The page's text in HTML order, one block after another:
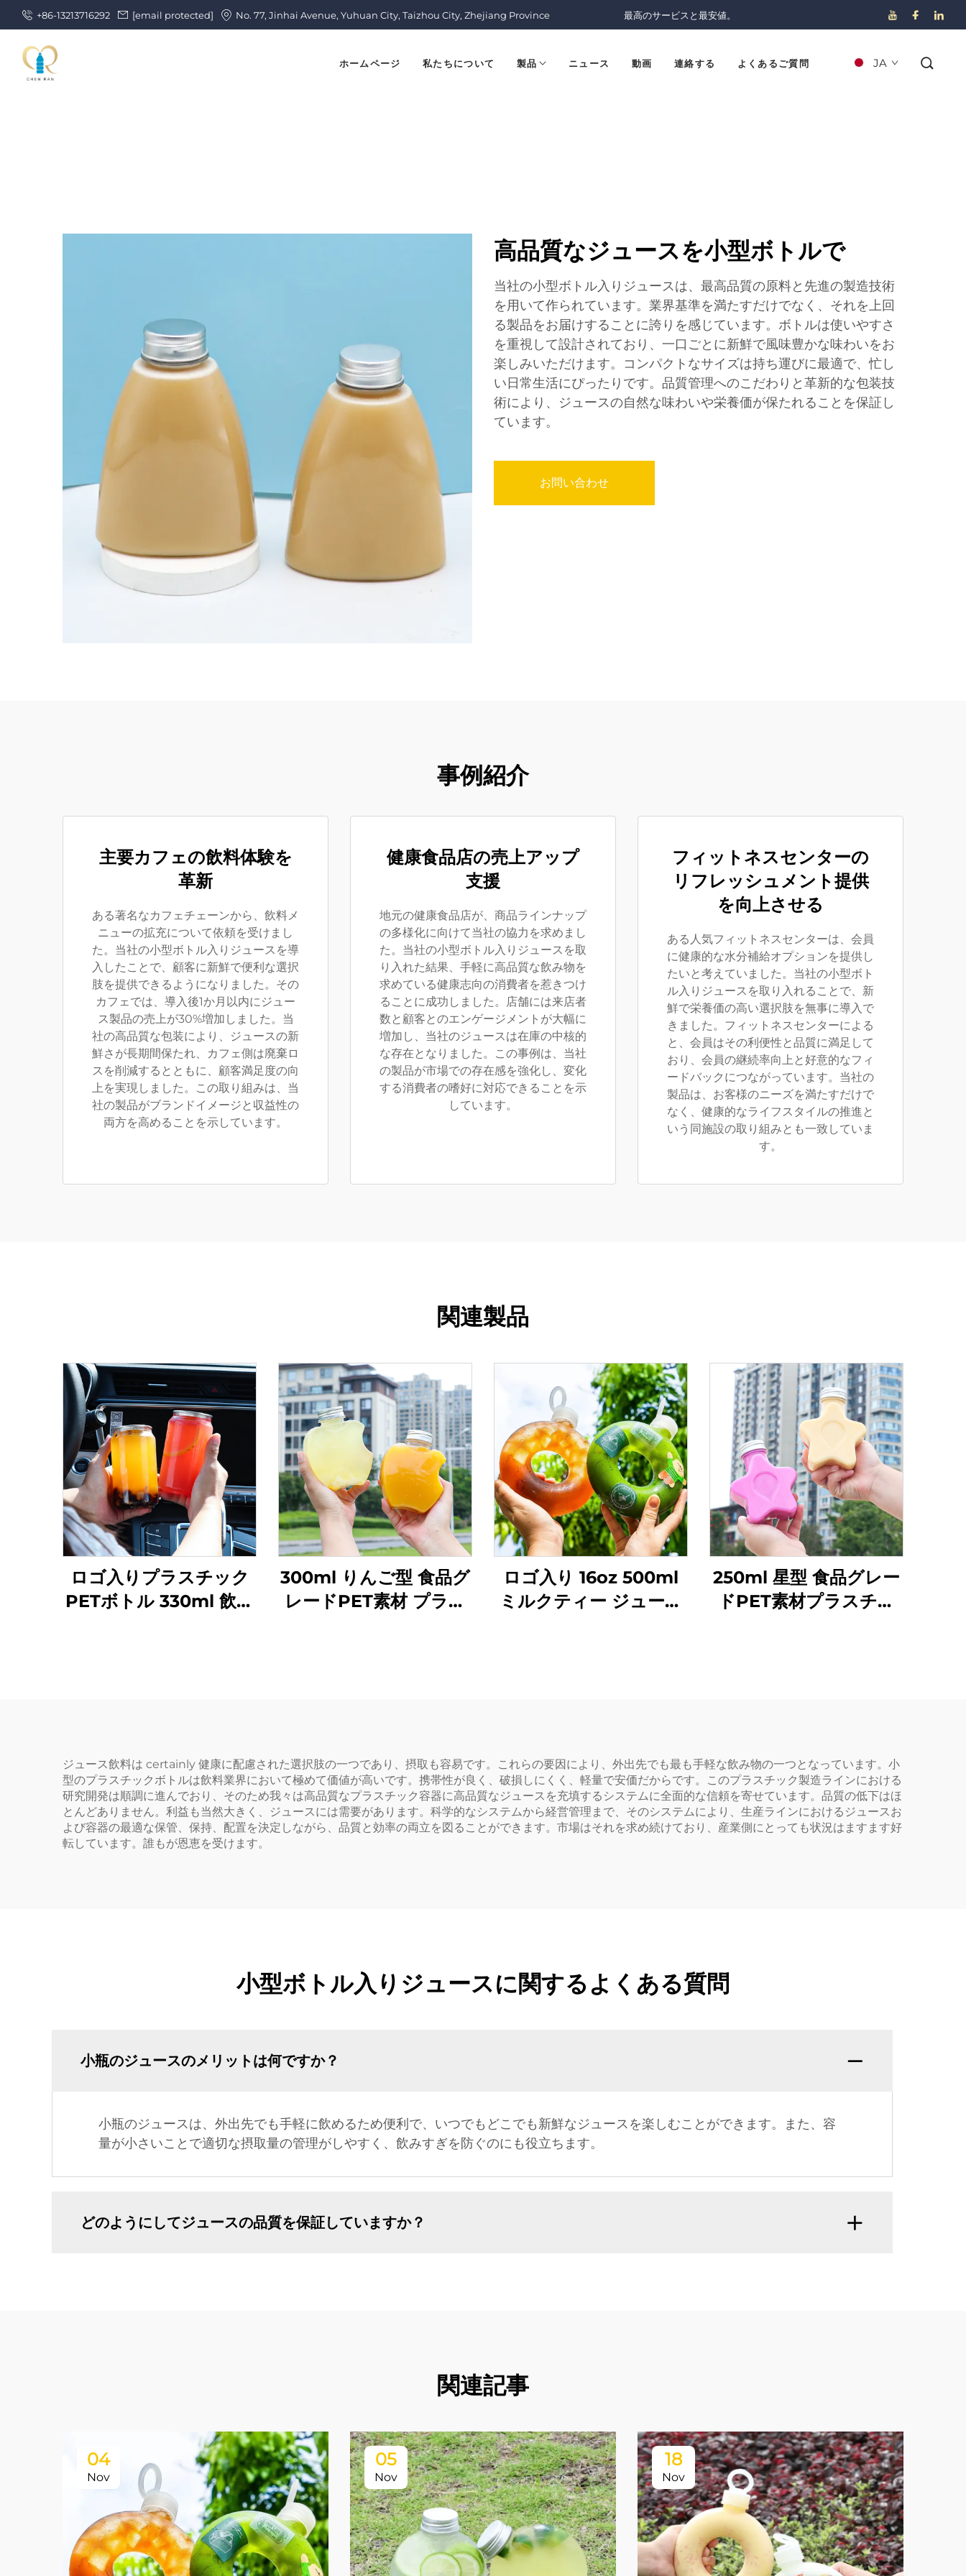
+86-13213716292 [email protected] No. 77, Jinhai Avenue, Yuhuan City, Taizhou City, Zhejiang Province 最高のサービスと最安値。
ホームページ 私たちについて 製品 ニュース 動画 連絡する よくあるご質問 JA
高品質なジュースを小型ボトルで
当社の小型ボトル入りジュースは、最高品質の原料と先進の製造技術
を用いて作られています。業界基準を満たすだけでなく、それを上回
る製品をお届けすることに誇りを感じています。ボトルは使いやすさ
を重視して設計されており、一口ごとに新鮮で風味豊かな味わいをお
楽しみいただけます。コンパクトなサイズは持ち運びに最適で、忙し
い日常生活にぴったりです。品質管理へのこだわりと革新的な包装技
術により、ジュースの自然な味わいや栄養価が保たれることを保証し
ています。
お問い合わせ
事例紹介
主要カフェの飲料体験を
革新
ある著名なカフェチェーンから、飲料メ
ニューの拡充について依頼を受けまし
た。当社の小型ボトル入りジュースを導
入したことで、顧客に新鮮で便利な選択
肢を提供できるようになりました。その
カフェでは、導入後1か月以内にジュー
ス製品の売上が30%増加しました。当
社の高品質な包装により、ジュースの新
鮮さが長期間保たれ、カフェ側は廃棄ロ
スを削減するとともに、顧客満足度の向
上を実現しました。この取り組みは、当
社の製品がブランドイメージと収益性の
両方を高めることを示しています。
健康食品店の売上アップ
支援
地元の健康食品店が、商品ラインナップ
の多様化に向けて当社の協力を求めまし
た。当社の小型ボトル入りジュースを取
り入れた結果、手軽に高品質な飲み物を
求めている健康志向の消費者を惹きつけ
ることに成功しました。店舗には来店者
数と顧客とのエンゲージメントが大幅に
増加し、当社のジュースは在庫の中核的
な存在となりました。この事例は、当社
の製品が市場での存在感を強化し、変化
する消費者の嗜好に対応できることを示
しています。
フィットネスセンターの
リフレッシュメント提供
を向上させる
ある人気フィットネスセンターは、会員
に健康的な水分補給オプションを提供し
たいと考えていました。当社の小型ボト
ル入りジュースを取り入れることで、新
鮮で栄養価の高い選択肢を無事に導入で
きました。フィットネスセンターによる
と、会員はその利便性と品質に満足して
おり、会員の継続率向上と好意的なフィ
ードバックにつながっています。当社の
製品は、お客様のニーズを満たすだけで
なく、健康的なライフスタイルの推進と
いう同施設の取り組みとも一致していま
す。
関連製品
ロゴ入りプラスチック
PETボトル 330ml 飲料
300ml りんご型 食品グ
レードPET素材 プラス
ロゴ入り 16oz 500ml
ミルクティー ジュース
250ml 星型 食品グレー
ドPET素材プラスチッ
ジュース飲料は certainly 健康に配慮された選択肢の一つであり、摂取も容易です。これらの要因により、外出先でも最も手軽な飲み物の一つとなっています。小
型のプラスチックボトルは飲料業界において極めて価値が高いです。携帯性が良く、破損しにくく、軽量で安価だからです。このプラスチック製造ラインにおける
研究開発は順調に進んでおり、そのため我々は高品質なプラスチック容器に高品質なジュースを充填するシステムに全面的な信頼を寄せています。品質の低下はほ
とんどありません。利益も当然大きく、ジュースには需要があります。科学的なシステムから経営管理まで、そのシステムにより、生産ラインにおけるジュースお
よび容器の最適な保管、保持、配置を決定しながら、品質と効率の両立を図ることができます。市場はそれを求め続けており、産業側にとっても状況はますます好
転しています。誰もが恩恵を受けます。
小型ボトル入りジュースに関するよくある質問
小瓶のジュースのメリットは何ですか？
小瓶のジュースは、外出先でも手軽に飲めるため便利で、いつでもどこでも新鮮なジュースを楽しむことができます。また、容
量が小さいことで適切な摂取量の管理がしやすく、飲みすぎを防ぐのにも役立ちます。
どのようにしてジュースの品質を保証していますか？
関連記事
04
Nov
05
Nov
18
Nov